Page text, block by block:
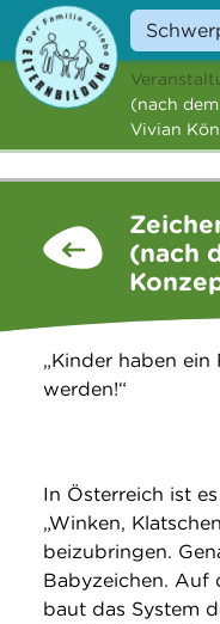
Angebote
Veranstaltungen
Service
Über uns
Suche
(nach
Vivian
(nach
„Kinder haben
werden!“
In Österreich ist
„Winken,
beizubringen.
Babyzeichen. Auf
baut das System